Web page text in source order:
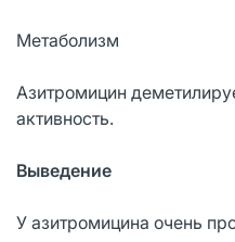
Метаболизм
Азитромицин
активность.
Выведение
У азитромицина очень